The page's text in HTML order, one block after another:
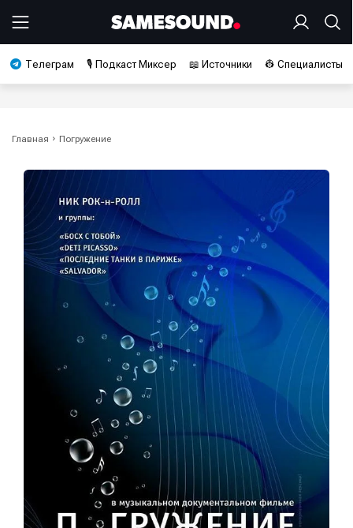
Телеграм 🎙️ Подкаст Миксер 📖 Источники 👷 Специалисты
Главная Погружение